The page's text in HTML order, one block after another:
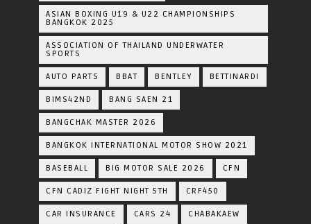
ASIAN BOXING U19 & U22 CHAMPIONSHIPS
BANGKOK 2025
ASSOCIATION OF THAILAND UNDERWATER
SPORTS
AUTO PARTS BBAT BENTLEY BETTINARDI
BIMS42ND BANG SAEN 21
BANGCHAK MASTER 2026
BANGKOK INTERNATIONAL MOTOR SHOW 2021
BASEBALL BIG MOTOR SALE 2026 CFN
CFN CADIZ FIGHT NIGHT 5TH CRF450
CAR INSURANCE CARS 24 CHABAKAEW